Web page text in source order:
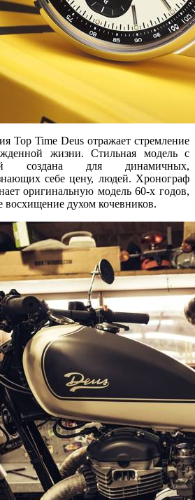
Top Time Deus отражает стремление
жизни. Стильная модель с
создана для динамичных,
себе цену, людей. Хронограф
оригинальную модель 60-х годов,
духом кочевников.